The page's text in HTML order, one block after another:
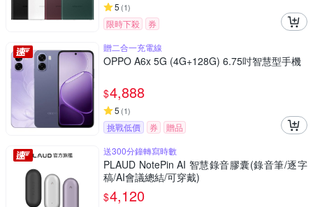
5 (1)
限時下殺
券
贈二合一充電線
OPPO A6x 5G (4G+128G) 6.75吋智慧型手機
$4,888
5 (1)
挑戰低價 券
贈品
送300分鐘轉寫時數
PLAUD NotePin AI 智慧錄音膠囊(錄音筆/逐字
稿/AI會議總結/可穿戴)
$4,120